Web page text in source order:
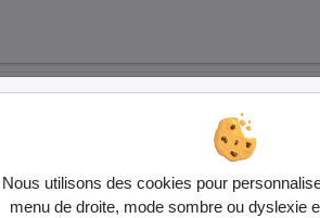
Nous utilisons des cookies pour
menu de droite, mode sombre ou dyslexie